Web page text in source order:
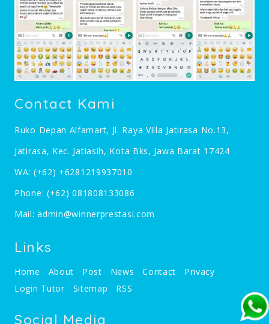
Contact Kami
Ruko Depan Alfamart, Jl. Raya Villa Jatirasa No.13,
Jatirasa, Kec. Jatiasih, Kota Bks, Jawa Barat 17424
WA: (+62) +6281219937010
Phone: (+62) 081808133086
Mail:admin@winnerprestasi.com
Links
Home About Post News Contact
Privacy
Login Tutor
Sitemap RSS
Social Media